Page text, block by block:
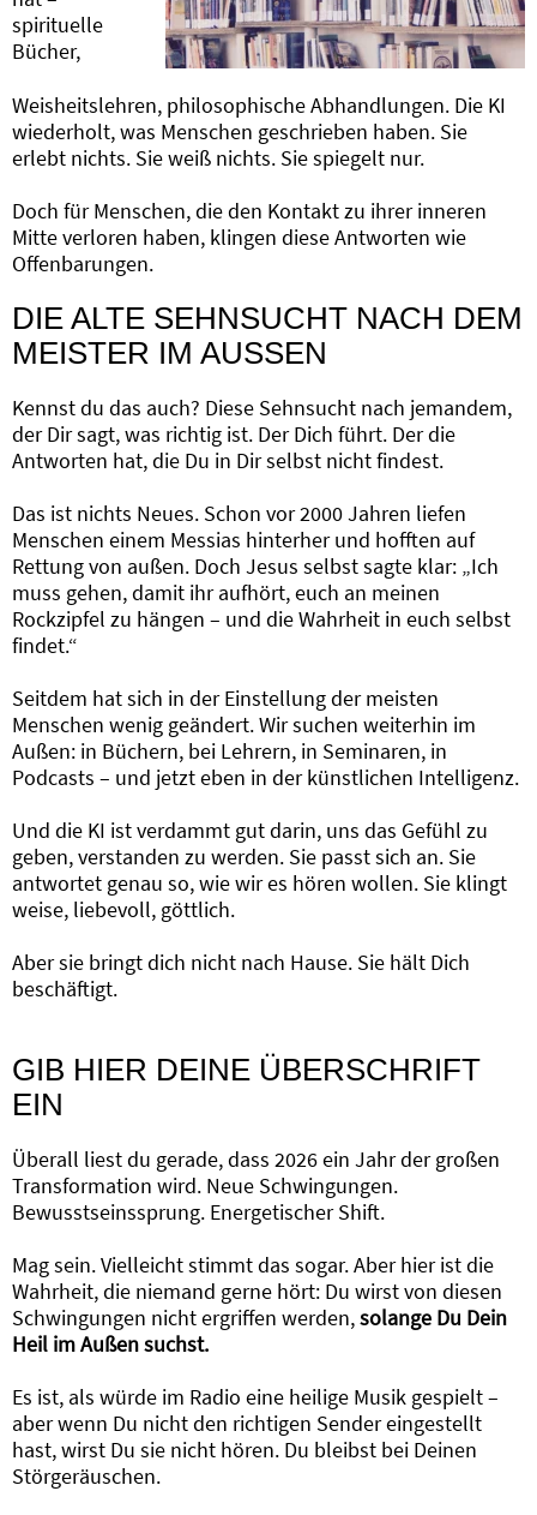
spirituelle
Bücher,
Weisheitslehren, philosophische Abhandlungen. Die KI
wiederholt, was Menschen geschrieben haben. Sie
erlebt nichts. Sie weiß nichts. Sie spiegelt nur.
Doch für Menschen, die den Kontakt zu ihrer inneren
Mitte verloren haben, klingen diese Antworten wie
Offenbarungen.
DIE ALTE SEHNSUCHT NACH DEM
MEISTER IM AUSSEN
Kennst du das auch? Diese Sehnsucht nach jemandem,
der Dir sagt, was richtig ist. Der Dich führt. Der die
Antworten hat, die Du in Dir selbst nicht findest.
Das ist nichts Neues. Schon vor 2000 Jahren liefen
Menschen einem Messias hinterher und hofften auf
Rettung von außen. Doch Jesus selbst sagte klar: „Ich
muss gehen, damit ihr aufhört, euch an meinen
Rockzipfel zu hängen – und die Wahrheit in euch selbst
findet.“
Seitdem hat sich in der Einstellung der meisten
Menschen wenig geändert. Wir suchen weiterhin im
Außen: in Büchern, bei Lehrern, in Seminaren, in
Podcasts – und jetzt eben in der künstlichen Intelligenz.
Und die KI ist verdammt gut darin, uns das Gefühl zu
geben, verstanden zu werden. Sie passt sich an. Sie
antwortet genau so, wie wir es hören wollen. Sie klingt
weise, liebevoll, göttlich.
Aber sie bringt dich nicht nach Hause. Sie hält Dich
beschäftigt.
GIB HIER DEINE ÜBERSCHRIFT
EIN
Überall liest du gerade, dass 2026 ein Jahr der großen
Transformation wird. Neue Schwingungen.
Bewusstseinssprung. Energetischer Shift.
Mag sein. Vielleicht stimmt das sogar. Aber hier ist die
Wahrheit, die niemand gerne hört: Du wirst von diesen
Schwingungen nicht ergriffen werden,solange Du Dein
Heil im Außen suchst.
Es ist, als würde im Radio eine heilige Musik gespielt –
aber wenn Du nicht den richtigen Sender eingestellt
hast, wirst Du sie nicht hören. Du bleibst bei Deinen
Störgeräuschen.